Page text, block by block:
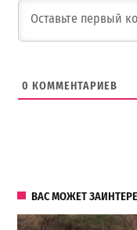
0 КОММЕНТАРИЕВ
ВАС МОЖЕТ